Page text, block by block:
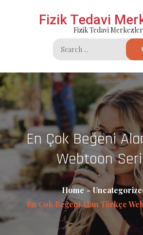
Fizik Tedavi
Fizik Tedavi
Search
for:
En Çok Beğeni
Webtoon
Home
En Çok Beğeni Alan Türkçe